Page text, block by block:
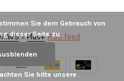
xPlus+ RSS feed
Sie dem Gebrauch von
dieser Seite zu.
Sie bitte unsere